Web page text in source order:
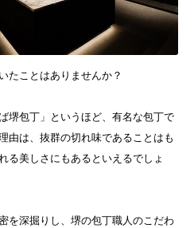
たことはありませんか？
堺包丁」というほど、有名な包丁で
由は、抜群の切れ味であることはも
る美しさにもあるといえるでしょ
を深掘りし、堺の包丁職人のこだわ